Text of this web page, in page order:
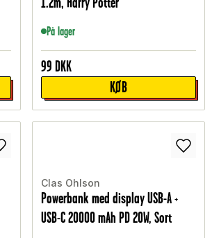
På lager
99 DKK
KØB
Clas Ohlson
Powerbank med display USB-A +
USB-C 20000 mAh PD 20W, Sort